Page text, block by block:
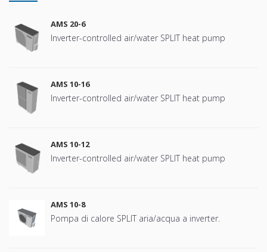
AMS 20-6
Inverter-controlled air/water SPLIT heat pump
AMS 10-16
Inverter-controlled air/water SPLIT heat pump
AMS 10-12
Inverter-controlled air/water SPLIT heat pump
AMS 10-8
Pompa di calore SPLIT aria/acqua a inverter.